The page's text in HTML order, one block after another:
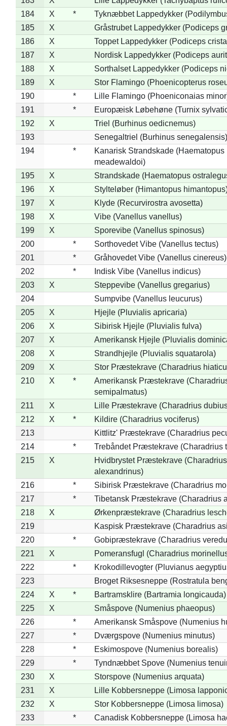
184
X *
Tyknæbbet Lappedykker
185
X
Gråstrubet Lappedykker (Podiceps
186
X
Toppet Lappedykker (Podiceps
187
X
Nordisk Lappedykker (Podiceps
188
X
Sorthalset Lappedykker (Podiceps
189
X
Stor Flamingo (Phoenicopterus
190
*
Lille Flamingo (Phoeniconaias
191
*
Europæisk Løbehøne (Turnix
192
X
Triel (Burhinus oedicnemus)
193
Senegaltriel (Burhinus senegalensis)
194
*
Kanarisk Strandskade (Haematopus
meadewaldoi)
195
X
Strandskade (Haematopus
196
X
Stylteløber (Himantopus
197
X
Klyde (Recurvirostra avosetta)
198
X
Vibe (Vanellus vanellus)
199
X
Sporevibe (Vanellus spinosus)
200
*
Sorthovedet Vibe (Vanellus tectus)
201
*
Gråhovedet Vibe (Vanellus cinereus)
202
*
Indisk Vibe (Vanellus indicus)
203
X
Steppevibe (Vanellus gregarius)
204
Sumpvibe (Vanellus leucurus)
205
X
Hjejle (Pluvialis apricaria)
206
X
Sibirisk Hjejle (Pluvialis fulva)
207
X
Amerikansk Hjejle (Pluvialis
208
X
Strandhjejle (Pluvialis squatarola)
209
X
Stor Præstekrave (Charadrius
210
X *
Amerikansk Præstekrave
semipalmatus)
211
X
Lille Præstekrave (Charadrius
212
X *
Kildire (Charadrius vociferus)
213
Kittlitz' Præstekrave (Charadrius
214
*
Trebåndet Præstekrave (Charadrius
215
X
Hvidbrystet Præstekrave (Charadrius
alexandrinus)
216
*
Sibirisk Præstekrave (Charadrius
217
*
Tibetansk Præstekrave (Charadrius
218
X
Ørkenpræstekrave (Charadrius
219
Kaspisk Præstekrave (Charadrius
220
*
Gobipræstekrave (Charadrius
221
X
Pomeransfugl (Charadrius
222
*
Krokodillevogter (Pluvianus
223
Broget Riksesneppe (Rostratula
224
X *
Bartramsklire (Bartramia longicauda)
225
X
Småspove (Numenius phaeopus)
226
*
Amerikansk Småspove (Numenius
227
*
Dværgspove (Numenius minutus)
228
*
Eskimospove (Numenius borealis)
229
*
Tyndnæbbet Spove (Numenius
230
X
Storspove (Numenius arquata)
231
X
Lille Kobbersneppe (Limosa
232
X
Stor Kobbersneppe (Limosa limosa)
233
* Canadisk Kobbersneppe (Limosa